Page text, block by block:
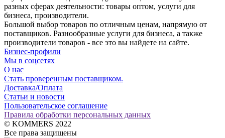
разных сферах деятельности: товары оптом, услуги для
бизнеса, производители.
Большой выбор товаров по отличным ценам, напрямую от
поставщиков. Разнообразные услуги для бизнеса, а также
производители товаров - все это вы найдете на сайте.
Бизнес-профили
Мы в соцсетях
О нас
Стать проверенным поставщиком.
Доставка/Оплата
Статьи и новости
Пользовательское соглашение
Правила обработки персональных данных
© KOMMERS 2022
Все права защищены